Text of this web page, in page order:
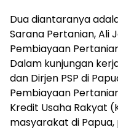
Dua diantaranya
Sarana Pertanian, Ali
Pembiayaan
Dalam kunjungan
dan Dirjen PSP di
Pembiayaan
Kredit Usaha Rakyat
masyarakat di